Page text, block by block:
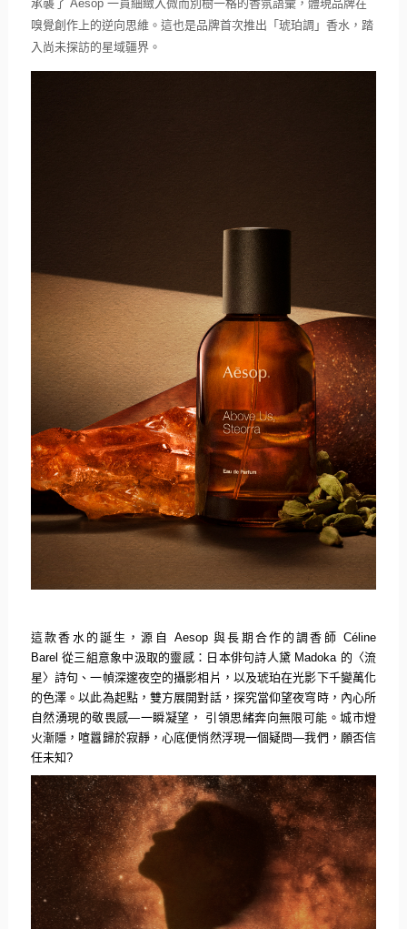
承襲了 Aesop 一貫細緻入微而別樹一格的香氛語彙， 體現品牌在
嗅覺創作上的逆向思維。這也是品牌首次推出「琥珀調」 香水，踏
入尚未探訪的星域疆界。
這款香水的誕生，源自 Aesop與長期合作的調香師 Céline
Barel從三組意象中汲取的靈感：日本俳句詩人黛 Madoka 的〈流
星〉詩句、一幀深邃夜空的攝影相片， 以及琥珀在光影下千變萬化
的色澤。以此為起點，雙方展開對話， 探究當仰望夜穹時，內心所
自然湧現的敬畏感—一瞬凝望，
引領思緒奔向無限可能。城市燈
火漸隱，喧囂歸於寂靜，心底便悄然浮現一個疑問—我們，願否信
任未知?